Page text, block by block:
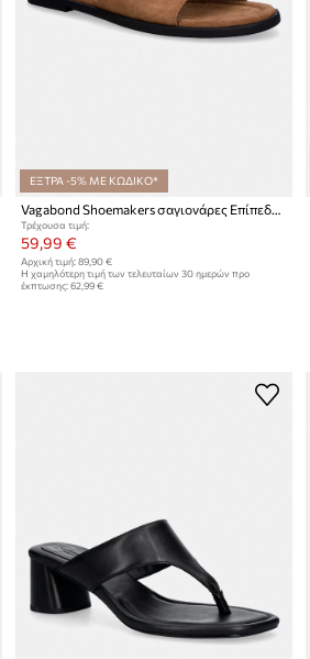
ΕΞΤΡΑ -5% ΜΕ ΚΩΔΙΚΟ*
Vagabond Shoemakers σαγιονάρες Επίπεδο τακούνι Γυναικείες σουέτ ZAIDA
Τρέχουσα τιμή:
59,99 €
Αρχική τιμή: 89,90 €
Η χαμηλότερη τιμή των τελευταίων 30 ημερών προ
έκπτωσης: 62,99 €